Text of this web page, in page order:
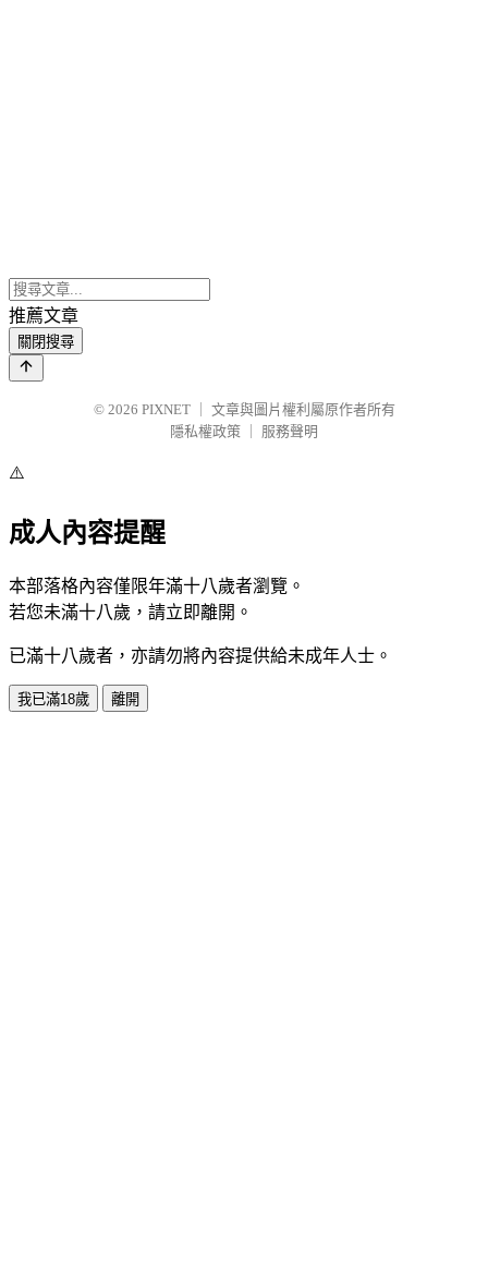
推薦文章
關閉搜尋
© 2026 PIXNET
文章與圖片權利屬原作者所有
隱私權政策
服務聲明
⚠️
成人內容提醒
本部落格內容僅限年滿十八歲者瀏覽。
若您未滿十八歲，請立即離開。
已滿十八歲者，亦請勿將內容提供給未成年人士。
我已滿18歲 離開